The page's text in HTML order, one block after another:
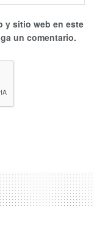
y sitio web en este
un comentario.